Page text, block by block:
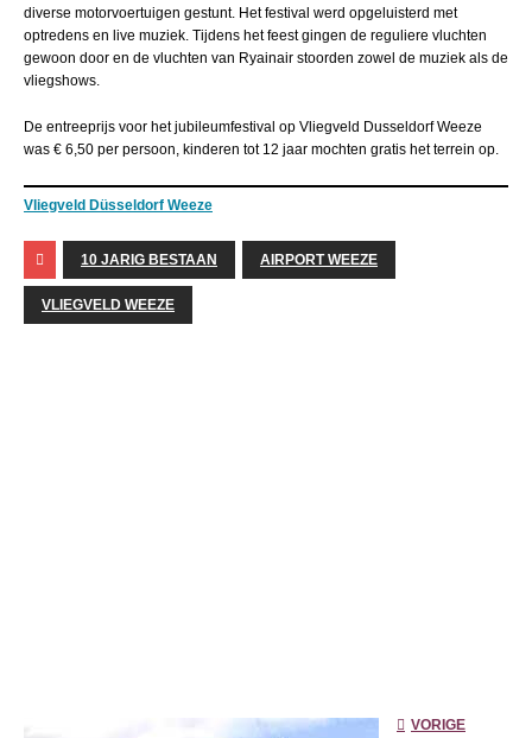
diverse motorvoertuigen gestunt. Het festival werd opgeluisterd met
optredens en live muziek. Tijdens het feest gingen de reguliere vluchten
gewoon door en de vluchten van Ryainair stoorden zowel de muziek als de
vliegshows.
De entreeprijs voor het jubileumfestival op Vliegveld Dusseldorf Weeze
was € 6,50 per persoon, kinderen tot 12 jaar mochten gratis het terrein op.
Vliegveld Düsseldorf Weeze
10 JARIG BESTAAN AIRPORT WEEZE
VLIEGVELD WEEZE
VORIGE